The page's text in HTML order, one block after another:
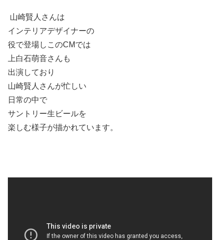
山崎賢人さんは
インテリアデザイナーの
役で登場し このCMでは
上白石萌音さんも
出演しており
山崎賢人さんが忙しい
日常の中で
サントリー生ビールを
楽しむ様子が描かれています。